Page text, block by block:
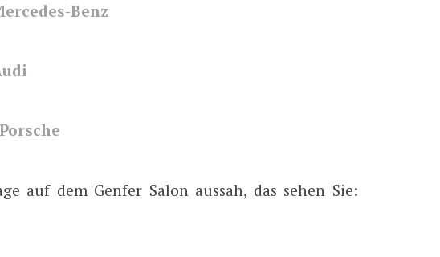
Benz
Porsche
auf dem Genfer Salon aussah, das sehen Sie: